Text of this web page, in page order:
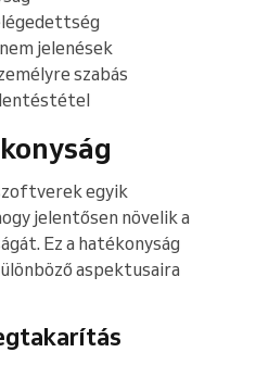
jelenések
szabás
egyik
jelentősen növelik a
Ez a hatékonyság
aspektusaira